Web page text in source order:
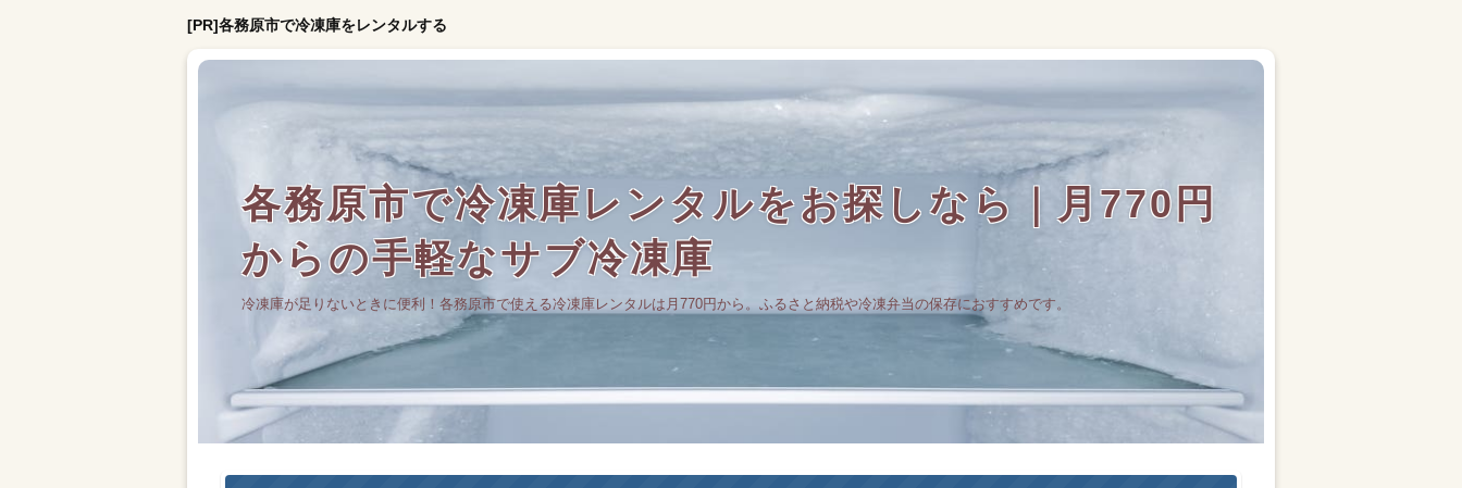
[PR]各務原市で冷凍庫をレンタルする
各務原市で冷凍庫レンタルをお探しなら｜月770円
からの手軽なサブ冷凍庫
冷凍庫が足りないときに便利！各務原市で使える冷凍庫レンタルは月770円から。ふるさと納税や冷凍弁当の保存におすすめです。